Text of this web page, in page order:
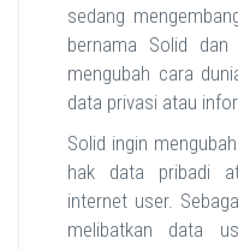
sedang
bernama Solid
mengubah cara
data privasi atau
Solid ingin
hak data pribadi
internet user.
melibatkan data